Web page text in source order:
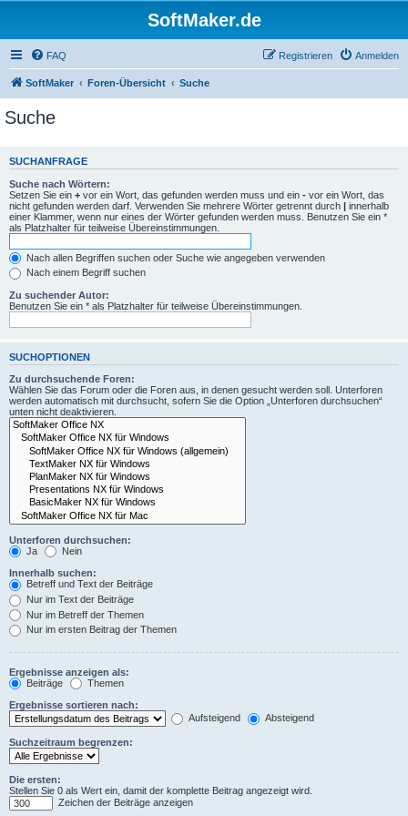
SoftMaker.de
FAQ Anmelden
Registrieren
SoftMaker Foren-Übersicht Suche
Suche
SUCHANFRAGE
Suche nach Wörtern:
Setzen Sie ein + vor ein Wort, das gefunden werden muss und ein - vor ein Wort, das
nicht gefunden werden darf. Verwenden Sie mehrere Wörter getrennt durch | innerhalb
einer Klammer, wenn nur eines der Wörter gefunden werden muss. Benutzen Sie ein *
als Platzhalter für teilweise Übereinstimmungen.
Nach allen Begriffen suchen oder Suche wie angegeben verwenden
Nach einem Begriff suchen
Zu suchender Autor:
Benutzen Sie ein * als Platzhalter für teilweise Übereinstimmungen.
SUCHOPTIONEN
Zu durchsuchende Foren:
Wählen Sie das Forum oder die Foren aus, in denen gesucht werden soll. Unterforen
werden automatisch mit durchsucht, sofern Sie die Option „Unterforen durchsuchen“
unten nicht deaktivieren.
Unterforen durchsuchen:
Ja
Nein
Innerhalb suchen:
Betreff und Text der Beiträge
Nur im Text der Beiträge
Nur im Betreff der Themen
Nur im ersten Beitrag der Themen
Ergebnisse anzeigen als:
Beiträge
Themen
Ergebnisse sortieren nach:
Aufsteigend
Absteigend
Suchzeitraum begrenzen:
Die ersten:
Stellen Sie 0 als Wert ein, damit der komplette Beitrag angezeigt wird.
Zeichen der Beiträge anzeigen